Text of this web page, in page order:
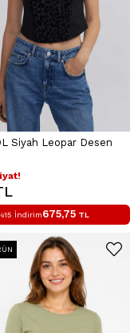
Siyah Leopar Desen
İndirim675,75 TL